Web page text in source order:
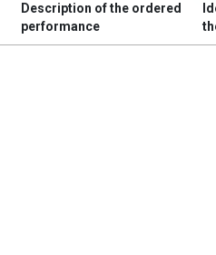
Description of the ordered
performance